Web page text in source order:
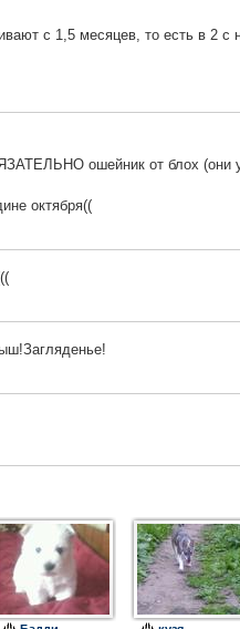
с 1,5 месяцев, то есть в 2 с
ошейник от блох (они
октября((